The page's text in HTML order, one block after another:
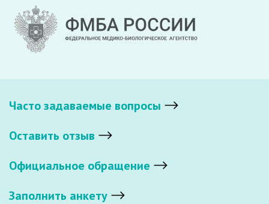
Часто задаваемые вопросы
Оставить отзыв
Официальное обращение
Заполнить анкету